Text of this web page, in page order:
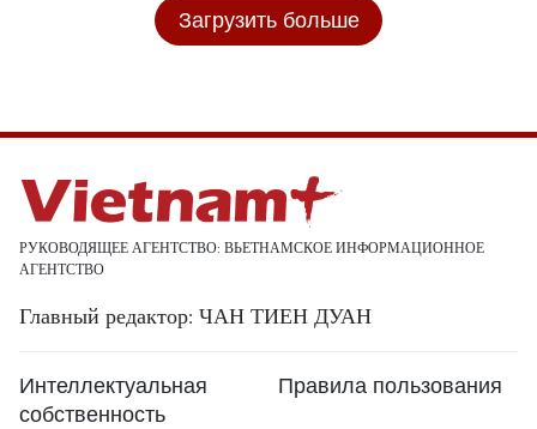
Загрузить больше
РУКОВОДЯЩЕЕ АГЕНТСТВО: ВЬЕТНАМСКОЕ ИНФОРМАЦИОННОЕ
АГЕНТСТВО
Главный редактор: ЧАН ТИЕН ДУАН
Интеллектуальная
собственность
Правила пользования